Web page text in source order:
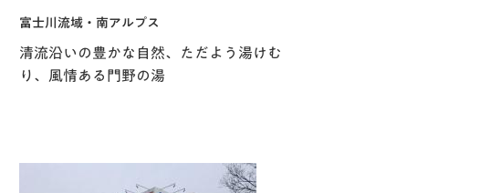
富士川流域・南アルプス
清流沿いの豊かな自然、ただよう湯けむ
り、風情ある門野の湯